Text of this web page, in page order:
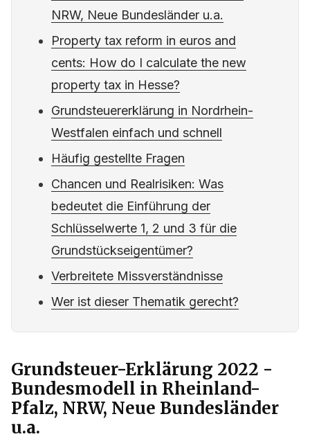
NRW, Neue Bundesländer u.a.
Property tax reform in euros and
cents: How do I calculate the new
property tax in Hesse?
Grundsteuererklärung in Nordrhein-
Westfalen einfach und schnell
Häufig gestellte Fragen
Chancen und Realrisiken: Was
bedeutet die Einführung der
Schlüsselwerte 1, 2 und 3 für die
Grundstückseigentümer?
Verbreitete Missverständnisse
Wer ist dieser Thematik gerecht?
Grundsteuer-Erklärung 2022 -
Bundesmodell in Rheinland-
Pfalz, NRW, Neue Bundesländer
u.a.